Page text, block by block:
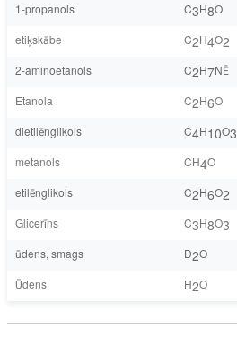
1-propanols
C3H8O
etiķskābe
C2H4O2
2-aminoetanols
C2H7NĒ
Etanola
C2H6O
dietilēnglikols
C4H10O3
metanols
CH4O
etilēnglikols
C2H6O2
Glicerīns
C3H8O3
ūdens, smags
D2O
Ūdens
H2O